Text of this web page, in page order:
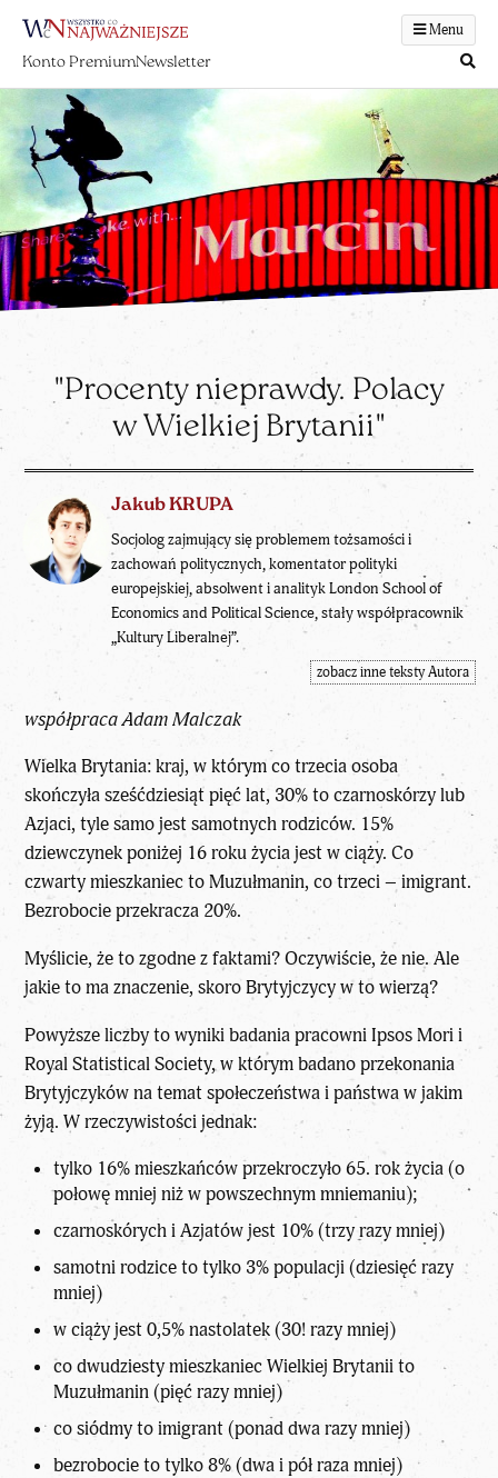
Menu
Konto PremiumNewsletter
"Procenty nieprawdy. Polacy
w Wielkiej Brytanii"
Jakub KRUPA
Socjolog zajmujący się problemem tożsamości i
zachowań politycznych, komentator polityki
europejskiej, absolwent i analityk London School of
Economics and Political Science, stały współpracownik
„Kultury Liberalnej”.
zobacz inne teksty Autora
współpraca Adam Malczak
Wielka Brytania: kraj, w którym co trzecia osoba
skończyła sześćdziesiąt pięć lat, 30% to czarnoskórzy lub
Azjaci, tyle samo jest samotnych rodziców. 15%
dziewczynek poniżej 16 roku życia jest w ciąży. Co
czwarty mieszkaniec to Muzułmanin, co trzeci – imigrant.
Bezrobocie przekracza 20%.
Myślicie, że to zgodne z faktami? Oczywiście, że nie. Ale
jakie to ma znaczenie, skoro Brytyjczycy w to wierzą?
Powyższe liczby to wyniki badania pracowni Ipsos Mori i
Royal Statistical Society, w którym badano przekonania
Brytyjczyków na temat społeczeństwa i państwa w jakim
żyją. W rzeczywistości jednak:
tylko 16% mieszkańców przekroczyło 65. rok życia (o
połowę mniej niż w powszechnym mniemaniu);
czarnoskórych i Azjatów jest 10% (trzy razy mniej)
samotni rodzice to tylko 3% populacji (dziesięć razy
mniej)
w ciąży jest 0,5% nastolatek (30! razy mniej)
co dwudziesty mieszkaniec Wielkiej Brytanii to
Muzułmanin (pięć razy mniej)
co siódmy to imigrant (ponad dwa razy mniej)
bezrobocie to tylko 8% (dwa i pół raza mniej)